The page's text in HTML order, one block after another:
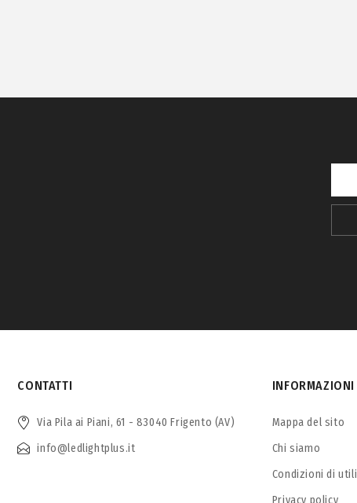
CONTATTI
Via Pila ai Piani, 61 - 83040 Frigento (AV)
info@ledlightplus.it
INFORMAZIONI
Mappa del sito
Chi siamo
Condizioni di
Privacy policy